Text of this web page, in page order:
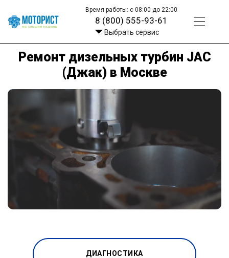
Время работы: с 08:00 до 22:00
8 (800) 555-93-61
Выбрать сервис
Ремонт дизельных турбин JAC
(Джак) в Москве
ДИАГНОСТИКА